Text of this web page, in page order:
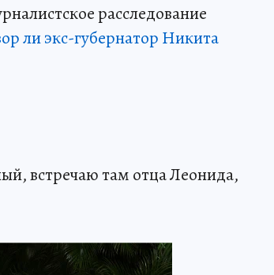
расследование
ли экс-губернатор Никита
встречаю там отца Леонида,